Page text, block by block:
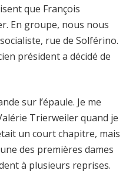
que François
En groupe, nous nous
rue de Solférino.
président a décidé de
sur l’épaule. Je me
Trierweiler quand je
un court chapitre, mais
des premières dames
à plusieurs reprises.